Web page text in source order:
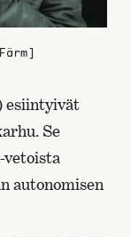
esiintyivät
Se
vetoista
autonomisen